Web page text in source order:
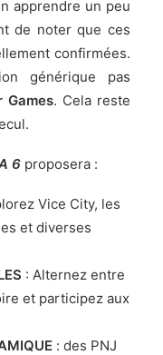
apprendre un peu
de noter que ces
confirmées.
générique pas
Games. Cela reste
6 proposera :
Vice City, les
et diverses
: Alternez entre
et participez aux
: des PNJ